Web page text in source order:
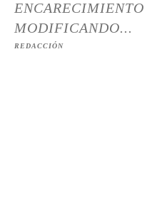
MODIFICANDO...
REDACCIÓN